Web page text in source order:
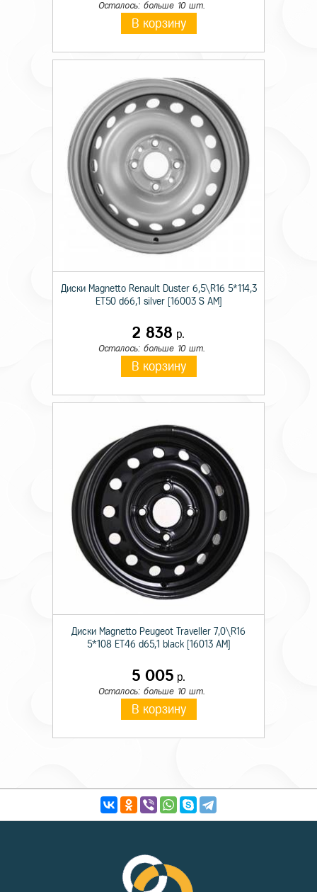
Осталось: больше 10 шт.
В корзину
Диски Magnetto Renault Duster 6,5\R16 5*114,3
ET50 d66,1 silver [16003 S AM]
2 838 р.
Осталось: больше 10 шт.
В корзину
Диски Magnetto Peugeot Traveller 7,0\R16
5*108 ET46 d65,1 black [16013 AM]
5 005 р.
Осталось: больше 10 шт.
В корзину